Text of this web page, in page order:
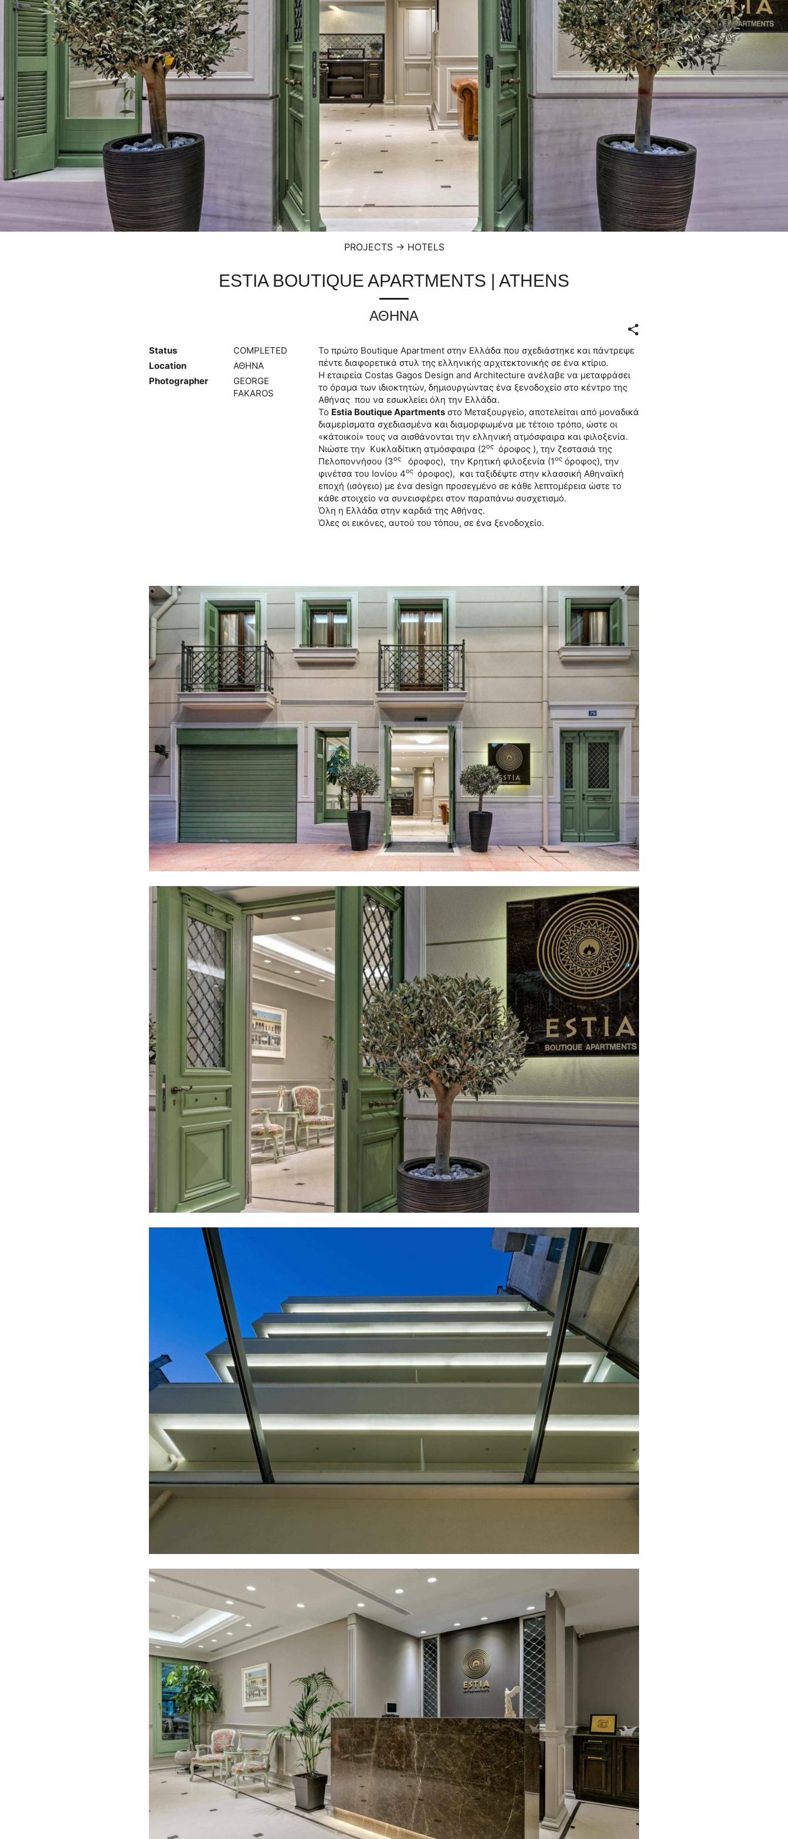
PROJECTS→ HOTELS
ESTIA BOUTIQUE APARTMENTS | ATHENS
ΑΘΗΝΑ
Status
COMPLETED
Location
ΑΘΗΝΑ
Photographer
GEORGE
FAKAROS
Το πρώτο Boutique Apartment στην Ελλάδα που σχεδιάστηκε και πάντρεψε
πέντε διαφορετικά στυλ της ελληνικής αρχιτεκτονικής σε ένα κτίριο.
Η εταιρεία Costas Gagos Design and Architecture ανέλαβε να μεταφράσει
το όραμα των ιδιοκτητών, δημιουργώντας ένα ξενοδοχείο στο κέντρο της
Αθήνας που να εσωκλείει όλη την Ελλάδα.
To Εstia Boutique Apartmentsστο Μεταξουργείο, αποτελείται από μοναδικά
διαμερίσματα σχεδιασμένα και διαμορφωμένα με τέτοιο τρόπο, ώστε οι
«κάτοικοί» τους να αισθάνονται την ελληνική ατμόσφαιρα και φιλοξενία.
Νιώστε την Κυκλαδίτικη ατμόσφαιρα (2οςόροφος ), την ζεστασιά της
Πελοποννήσου (3οςόροφος), την Κρητική φιλοξενία (1οςόροφος), την
φινέτσα του Ιονίου 4ος όροφος), και ταξιδέψτε στην κλασσική Αθηναϊκή
εποχή (ισόγειο) με ένα design προσεγμένο σε κάθε λεπτομέρεια ώστε το
κάθε στοιχείο να συνεισφέρει στον παραπάνω συσχετισμό.
Όλη η Ελλάδα στην καρδιά της Αθήνας.
Όλες οι εικόνες, αυτού του τόπου, σε ένα ξενοδοχείο.